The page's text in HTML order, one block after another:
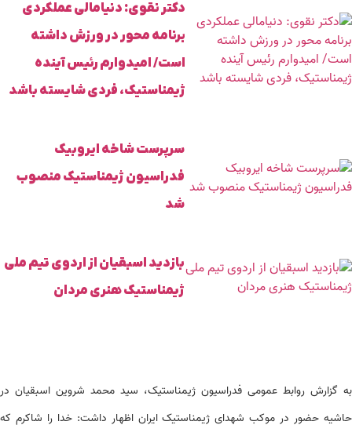
دکتر نقوی: دنیامالی عملکردی
برنامه محور در ورزش داشته
است/ امیدوارم رئیس آینده
ژیمناستیک، فردی شایسته باشد
سرپرست شاخه ایروبیک
فدراسیون ژیمناستیک منصوب
شد
بازدید اسبقیان از اردوی تیم ملی
ژیمناستیک هنری مردان
به گزارش روابط عمومی فدراسیون ژیمناستیک، سید محمد شروین اسبقیان در
حاشیه حضور در موکب شهدای ژیمناستیک ایران اظهار داشت: خدا را شاکرم که